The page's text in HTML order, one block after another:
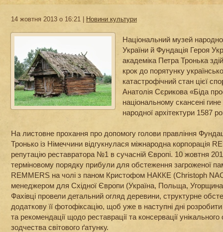
14 жовтня 2013 о 16:21 | Новини культури
Національний музей
України й Фундація Героя
академіка Петра Тронька
крок до порятунку
катастрофічний стан цієї
Анатолія Сєрикова «Біда
національному скансені гине
народної архітектури 1587
На листовне прохання про допомогу голови правління
Тронько із Німеччини відгукнулася міжнародна корпорація
репутацію реставратора №1 в сучасній Європі. 10 жовтня
терміновому порядку прибули для обстеження загроженої
REMMERS на чолі з паном Кристофом НАККЕ (Christoph
менеджером для Східної Європи (Україна, Польща,
Фахівці провели детальний огляд деревини, структурне
додаткову її фотофіксацію, щоб уже в наступні дні розробити
та рекомендації щодо реставрації та консервації унікального
зодчества світового ґатунку.